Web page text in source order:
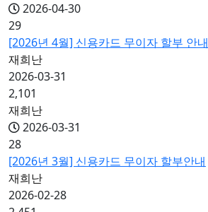
2026-04-30
29
[2026년 4월] 신용카드 무이자 할부 안내
재희난
2026-03-31
2,101
재희난
2026-03-31
28
[2026년 3월] 신용카드 무이자 할부안내
재희난
2026-02-28